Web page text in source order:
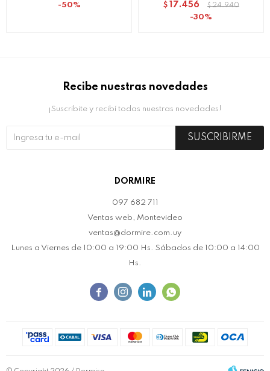
50 $ 17.456 $ 24.940
30
DORMIRE
097 682 711
Ventas web, Montevideo
ventas@dormire.com.uy
Lunes a Viernes de 10:00 a 19:00 Hs. Sábados de 10:00 a 14:00
Hs.
   
Recibe nuestras novedades
¡Suscribite y recibí todas nuestras novedades!
SUSCRIBIRME